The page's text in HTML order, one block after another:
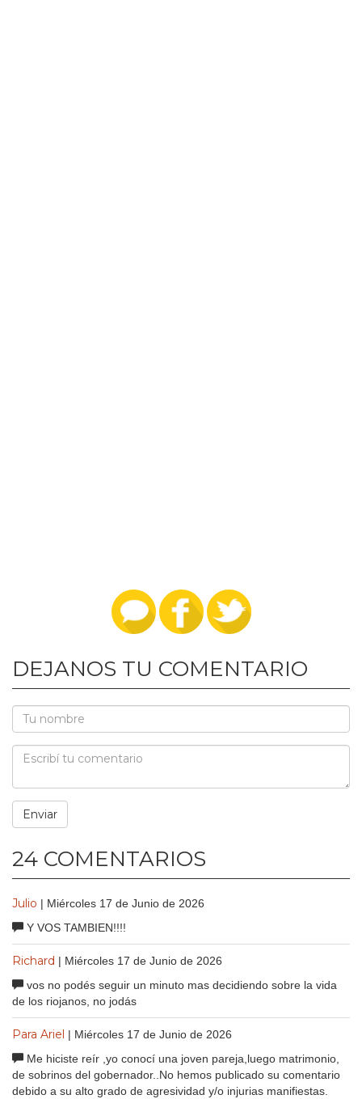
DEJANOS TU COMENTARIO
24 COMENTARIOS
Julio | Miércoles 17 de Junio de 2026
Y VOS TAMBIEN!!!!
Richard | Miércoles 17 de Junio de 2026
vos no podés seguir un minuto mas decidiendo sobre la vida
de los riojanos, no jodás
Para Ariel | Miércoles 17 de Junio de 2026
Me hiciste reír ,yo conocí una joven pareja,luego matrimonio,
de sobrinos del gobernador..No hemos publicado su comentario
debido a su alto grado de agresividad y/o injurias manifiestas.